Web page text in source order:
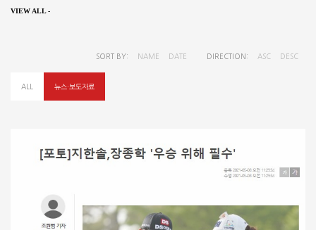
VIEW ALL -
SORT BY: NAME DATE DIRECTION: ASC DESC
ALL 뉴스·보도자료